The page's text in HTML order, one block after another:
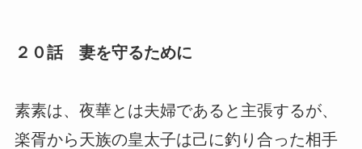
２０話 妻を守るために
素素は、夜華とは夫婦であると主張するが、
楽胥から天族の皇太子は己に釣り合った相手